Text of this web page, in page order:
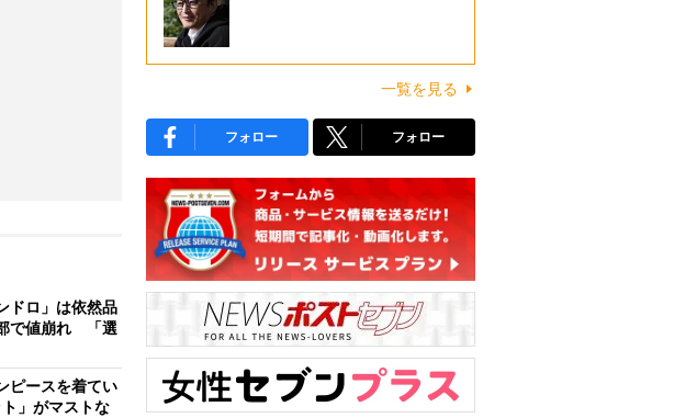
ドロ」は依然品
で値崩れ 「選
ピースを着てい
」がマストな
一覧を見る
フォロー フォロー